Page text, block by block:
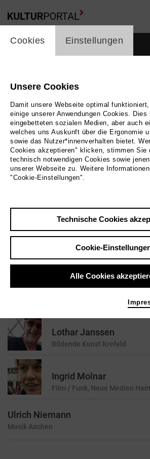
Mitglieder im Netzwerk
Menschen
Stichwortsuche
label_user_categories
Stadt / Region
Lothar Janssen
Bildende Kunst Krefeld
Ingrid Molnar
Film / Funk, Neue Medien
Ulrich Niemann
Musik Aachen
cookie_layer
Cookies Einstellungen
Unsere Cookies
Damit unsere Webseite optimal
einige unserer Anwendungen Cookies.
eingebetteten sozialen Medien, aber auch
welches uns Auskunft über die Ergonomie
sowie das Nutzer*innenverhalten bietet.
Cookies akzeptieren" klicken, stimmen Sie
technisch notwendigen Cookies sowie
unserer Webseite zu. Weitere
"Cookie-Einstellungen".
Technische Cookies
Cookie-
Alle Cookies